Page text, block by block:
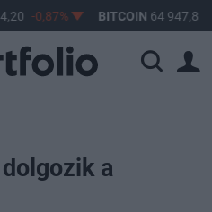
-0,87% BITCOIN 64 947,85
a